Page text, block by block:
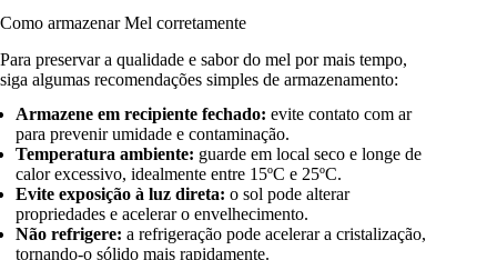
Como armazenar Mel corretamente
Para preservar a qualidade e sabor do mel por mais tempo,
siga algumas recomendações simples de armazenamento:
Armazene em recipiente fechado: evite contato com ar
para prevenir umidade e contaminação.
Temperatura ambiente: guarde em local seco e longe de
calor excessivo, idealmente entre 15ºC e 25ºC.
Evite exposição à luz direta: o sol pode alterar
propriedades e acelerar o envelhecimento.
Não refrigere: a refrigeração pode acelerar a cristalização,
tornando-o sólido mais rapidamente.